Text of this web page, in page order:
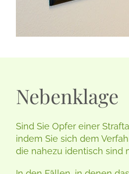
Nebenklage
Sind Sie Opfer einer
indem Sie sich dem
die nahezu identisch sind